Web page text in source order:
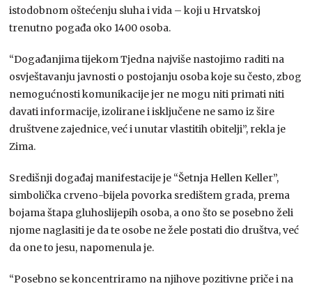
istodobnom oštećenju sluha i vida – koji u Hrvatskoj
trenutno pogađa oko 1400 osoba.
“Događanjima tijekom Tjedna najviše nastojimo raditi na
osvještavanju javnosti o postojanju osoba koje su često, zbog
nemogućnosti komunikacije jer ne mogu niti primati niti
davati informacije, izolirane i isključene ne samo iz šire
društvene zajednice, već i unutar vlastitih obitelji”, rekla je
Zima.
Središnji događaj manifestacije je “Šetnja Hellen Keller”,
simbolička crveno-bijela povorka središtem grada, prema
bojama štapa gluhoslijepih osoba, a ono što se posebno želi
njome naglasiti je da te osobe ne žele postati dio društva, već
da one to jesu, napomenula je.
“Posebno se koncentriramo na njihove pozitivne priče i na